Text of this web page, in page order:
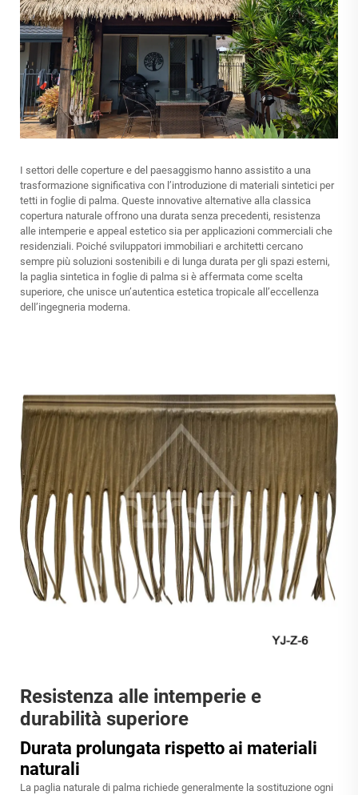
I settori delle coperture e del paesaggismo hanno assistito a una
trasformazione significativa con l’introduzione di materiali sintetici per
tetti in foglie di palma. Queste innovative alternative alla classica
copertura naturale offrono una durata senza precedenti, resistenza
alle intemperie e appeal estetico sia per applicazioni commerciali che
residenziali. Poiché sviluppatori immobiliari e architetti cercano
sempre più soluzioni sostenibili e di lunga durata per gli spazi esterni,
la paglia sintetica in foglie di palma si è affermata come scelta
superiore, che unisce un’autentica estetica tropicale all’eccellenza
dell’ingegneria moderna.
Resistenza alle intemperie e
durabilità superiore
Durata prolungata rispetto ai materiali
naturali
La paglia naturale di palma richiede generalmente la sostituzione ogni